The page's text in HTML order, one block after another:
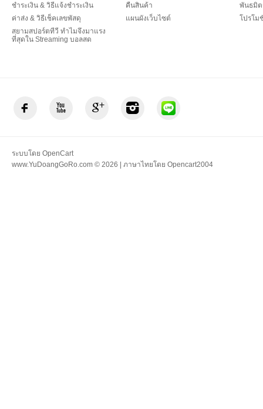
ชำระเงิน & วิธีแจ้งชำระเงิน
ค่าส่ง & วิธีเช็คเลขพัสดุ
สยามสปอร์ตทีวี ทำไมจึงมาแรง
ที่สุดใน Streaming บอลสด
คืนสินค้า
แผนผังเว็บไซต์
พันธมิต
โปรโม
ระบบโดย OpenCart
www.YuDoangGoRo.com © 2026 | ภาษาไทยโดย Opencart2004